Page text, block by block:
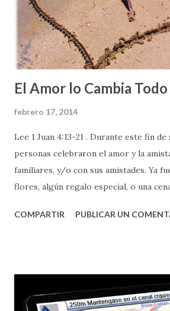
tanta elocuencia y apertura delante de
algo: HAY ALGO QUE ESTA MUY
Dios. ¿Alguien se dio cuenta? ¿Saben
Sencillo, esta oración tiene demasiado
El Amor lo Cambia Todo
febrero 17, 2014
Lee 1 Juan 4:13-21 . Durante este fin de
personas celebraron el amor y la
familiares, y/o con sus amistades. Ya
flores, algún regalo especial, o una
que podemos reflexionar sobre el
nuestra perspectiva de vida. Pero, les
que yo me refiero, no es cualquier
COMPARTIR PUBLICAR UN